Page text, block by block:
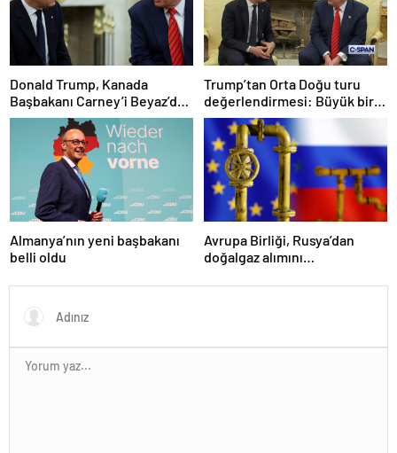
Donald Trump, Kanada
Başbakanı Carney’i Beyaz’da
ağırladı
Trump’tan Orta Doğu turu
değerlendirmesi: Büyük bir
duyuru yapacağız
Almanya’nın yeni başbakanı
belli oldu
Avrupa Birliği, Rusya’dan
doğalgaz alımını